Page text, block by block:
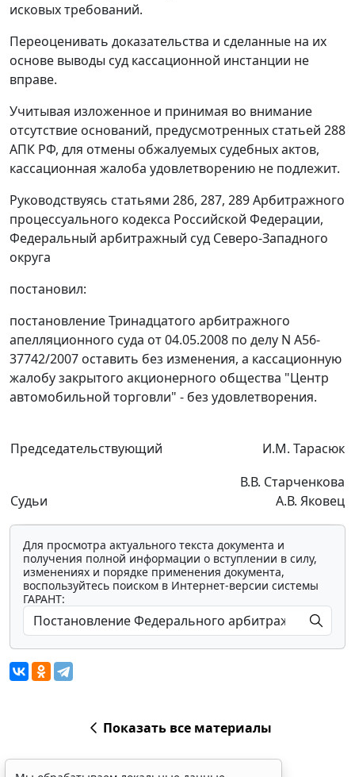
исковых требований.
Переоценивать доказательства и сделанные на их
основе выводы суд кассационной инстанции не
вправе.
Учитывая изложенное и принимая во внимание
отсутствие оснований, предусмотренных статьей 288
АПК РФ, для отмены обжалуемых судебных актов,
кассационная жалоба удовлетворению не подлежит.
Руководствуясь статьями 286, 287, 289Арбитражного
процессуального кодекса Российской Федерации,
Федеральный арбитражный суд Северо-Западного
округа
постановил:
постановление Тринадцатого арбитражного
апелляционного суда от 04.05.2008 по делу N А56-
37742/2007 оставить без изменения, а кассационную
жалобу закрытого акционерного общества "Центр
автомобильной торговли" - без удовлетворения.
Председательствующий И.М. Тарасюк
Судьи
В.В. Старченкова
А.В. Яковец
Для просмотра актуального текста документа и
получения полной информации о вступлении в силу,
изменениях и порядке применения документа,
воспользуйтесь поиском в Интернет-версии системы
ГАРАНТ:
Показать все материалы